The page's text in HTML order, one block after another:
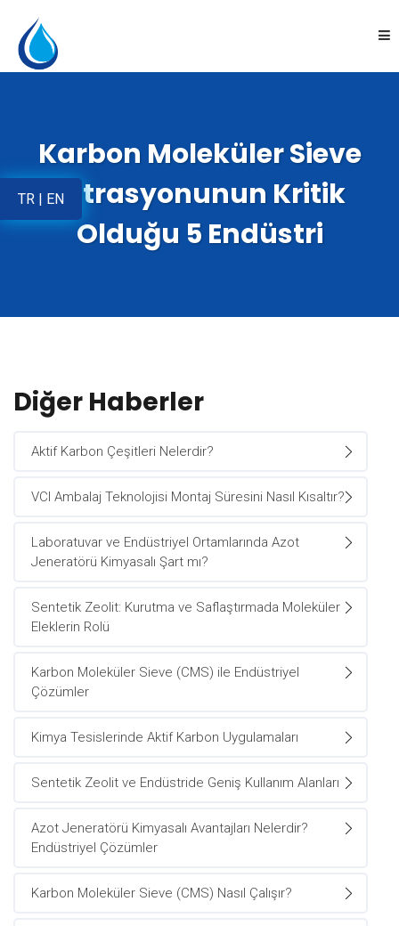
Kurumsal
Ürünler
TR | EN
Karbon Moleküler Sieve
Filtrasyonunun Kritik
Olduğu 5 Endüstri
Diğer Haberler
Aktif Karbon Çeşitleri Nelerdir?
VCI Ambalaj Teknolojisi Montaj Süresini Nasıl Kısaltır?
Laboratuvar ve Endüstriyel Ortamlarında Azot
Jeneratörü Kimyasalı Şart mı?
Sentetik Zeolit: Kurutma ve Saflaştırmada Moleküler
Eleklerin Rolü
Karbon Moleküler Sieve (CMS) ile Endüstriyel
Çözümler
Kimya Tesislerinde Aktif Karbon Uygulamaları
Sentetik Zeolit ve Endüstride Geniş Kullanım Alanları
Azot Jeneratörü Kimyasalı Avantajları Nelerdir?
Endüstriyel Çözümler
Karbon Moleküler Sieve (CMS) Nasıl Çalışır?